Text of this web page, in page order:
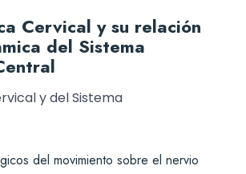
Cervical y su relación
del Sistema
y del Sistema